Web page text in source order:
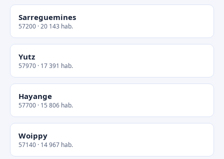
Sarreguemines
57200 · 20 143 hab.
Yutz
57970 · 17 391 hab.
Hayange
57700 · 15 806 hab.
Woippy
57140 · 14 967 hab.